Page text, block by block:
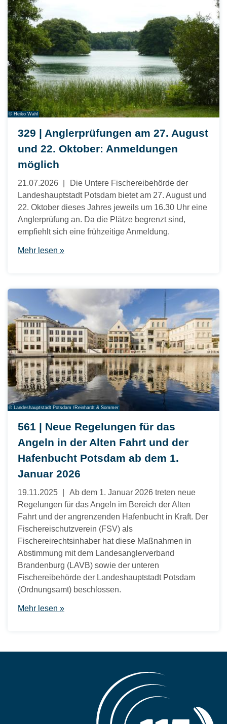
© Heiko Wahl
329 | Anglerprüfungen am 27. August
und 22. Oktober: Anmeldungen
möglich
21.07.2026
Die Untere Fischereibehörde der
Landeshauptstadt Potsdam bietet am 27. August und
22. Oktober dieses Jahres jeweils um 16.30 Uhr eine
Anglerprüfung an. Da die Plätze begrenzt sind,
empfiehlt sich eine frühzeitige Anmeldung.
Mehr lesen »
© Landeshauptstadt Potsdam /Reinhardt & Sommer
561 | Neue Regelungen für das
Angeln in der Alten Fahrt und der
Hafenbucht Potsdam ab dem 1.
Januar 2026
19.11.2025
Ab dem 1. Januar 2026 treten neue
Regelungen für das Angeln im Bereich der Alten
Fahrt und der angrenzenden Hafenbucht in Kraft. Der
Fischereischutzverein (FSV) als
Fischereirechtsinhaber hat diese Maßnahmen in
Abstimmung mit dem Landesanglerverband
Brandenburg (LAVB) sowie der unteren
Fischereibehörde der Landeshauptstadt Potsdam
(Ordnungsamt) beschlossen.
Mehr lesen »